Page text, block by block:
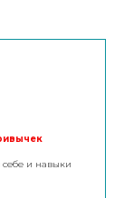
себе и навыки